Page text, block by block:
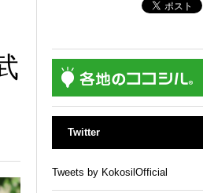
Twitter
Tweets by KokosilOfficial